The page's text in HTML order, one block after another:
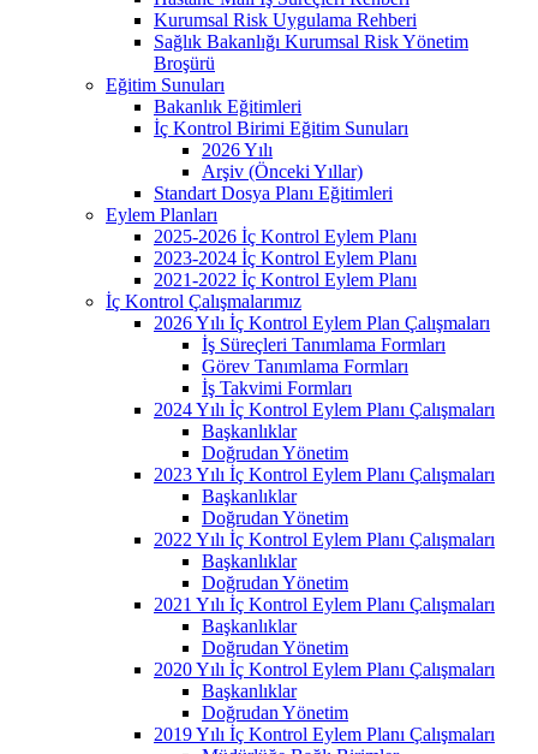
Kurumsal Risk Uygulama Rehberi
Sağlık Bakanlığı Kurumsal Risk Yönetim
Broşürü
Eğitim Sunuları
Bakanlık Eğitimleri
İç Kontrol Birimi Eğitim Sunuları
2026 Yılı
Arşiv (Önceki Yıllar)
Standart Dosya Planı Eğitimleri
Eylem Planları
2025-2026 İç Kontrol Eylem Planı
2023-2024 İç Kontrol Eylem Planı
2021-2022 İç Kontrol Eylem Planı
İç Kontrol Çalışmalarımız
2026 Yılı İç Kontrol Eylem Plan Çalışmaları
İş Süreçleri Tanımlama Formları
Görev Tanımlama Formları
İş Takvimi Formları
2024 Yılı İç Kontrol Eylem Planı Çalışmaları
Başkanlıklar
Doğrudan Yönetim
2023 Yılı İç Kontrol Eylem Planı Çalışmaları
Başkanlıklar
Doğrudan Yönetim
2022 Yılı İç Kontrol Eylem Planı Çalışmaları
Başkanlıklar
Doğrudan Yönetim
2021 Yılı İç Kontrol Eylem Planı Çalışmaları
Başkanlıklar
Doğrudan Yönetim
2020 Yılı İç Kontrol Eylem Planı Çalışmaları
Başkanlıklar
Doğrudan Yönetim
2019 Yılı İç Kontrol Eylem Planı Çalışmaları